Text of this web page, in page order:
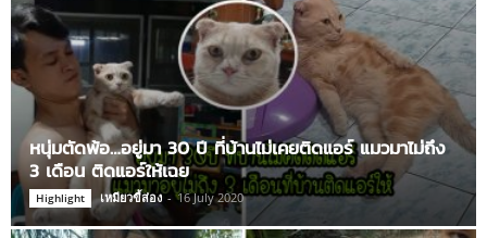
หนุ่มตัดพ้อ…อยู่มา 30 ปี ที่บ้านไม่เคยติดแอร์ แมวมาไม่ถึง
3 เดือน ติดแอร์ให้เฉย
Highlight เหมียวขี้ส่อง - 16 July 2020